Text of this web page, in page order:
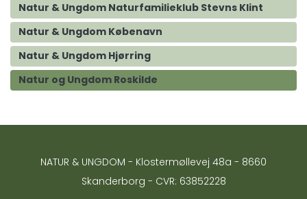
Natur & Ungdom Naturfamilieklub Stevns Klint
Natur & Ungdom Købenavn
Natur & Ungdom Hjørring
Natur og Ungdom Roskilde
NATUR & UNGDOM - Klostermøllevej 48a - 8660
Skanderborg - CVR: 63852228